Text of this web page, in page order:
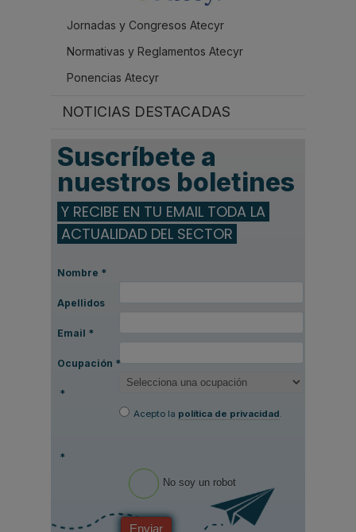
Jornadas y Congresos Atecyr
Normativas y Reglamentos Atecyr
Ponencias Atecyr
NOTICIAS DESTACADAS
Suscríbete a
nuestros boletines
Y RECIBE EN TU EMAIL TODA LA
ACTUALIDAD DEL SECTOR
Nombre *
Apellidos
Email *
Ocupación *
*
Acepto la política de privacidad.
*
No soy un robot
Enviar